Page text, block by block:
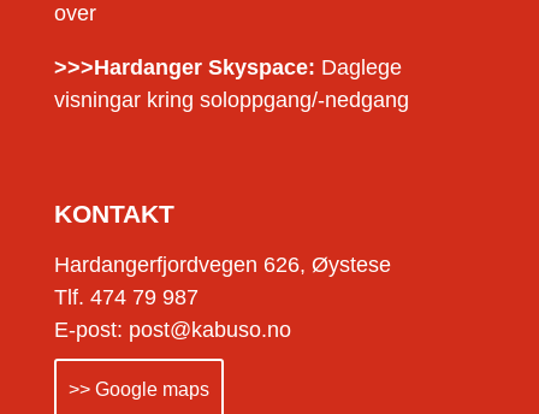
over
>>>Hardanger Skyspace: Daglege
visningar kring soloppgang/-nedgang
KONTAKT
Hardangerfjordvegen 626, Øystese
Tlf. 474 79 987
E-post: post@kabuso.no
>> Google maps